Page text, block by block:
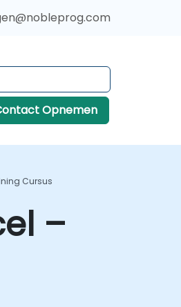
Opnemen
Cursus
–